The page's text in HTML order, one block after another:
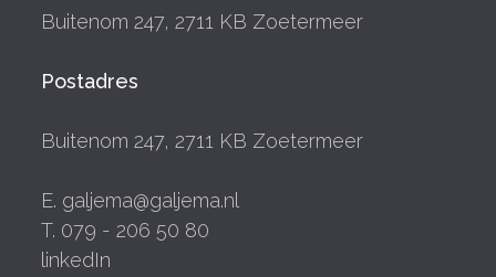
Buitenom 247, 2711 KB Zoetermeer
Postadres
Buitenom 247, 2711 KB Zoetermeer
E. galjema@galjema.nl
T. 079 - 206 50 80
linkedIn